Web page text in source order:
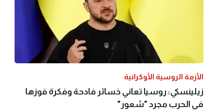
الأزمة الروسية الأوكرانية
زيلينسكي: روسيا تعاني خسائر فادحة وفكرة فوزها
في الحرب مجرد "شعور"